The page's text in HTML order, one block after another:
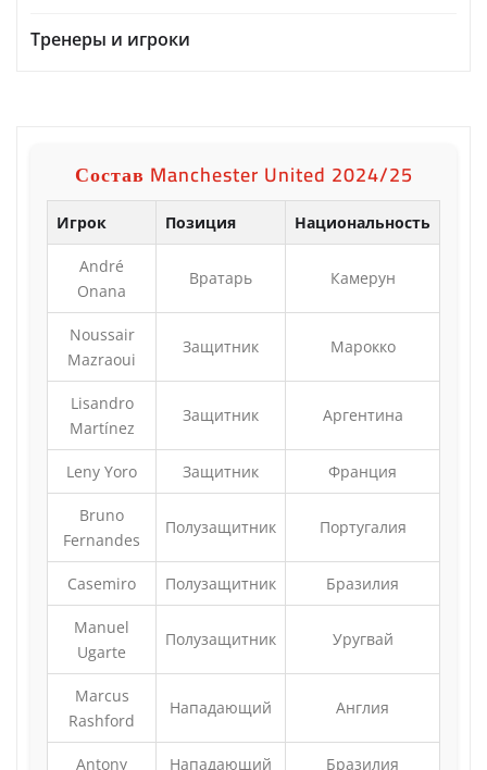
Тренеры и игроки
Состав Manchester United 2024/25
Игрок Позиция Национальность
André
Onana
Вратарь Камерун
Noussair
Mazraoui
Защитник Марокко
Lisandro
Martínez
Защитник Аргентина
Leny Yoro Защитник Франция
Bruno
Fernandes
Полузащитник Португалия
Casemiro Полузащитник Бразилия
Manuel
Ugarte
Полузащитник Уругвай
Marcus
Rashford
Нападающий Англия
Antony Нападающий Бразилия